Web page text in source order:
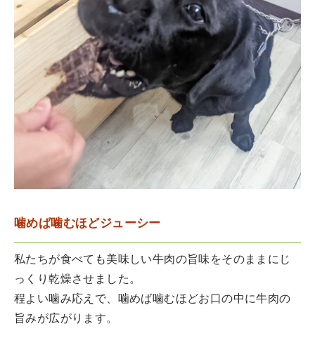
噛めば噛むほどジューシー
私たちが食べても美味しい牛肉の旨味をそのままにじ
っくり乾燥させました。
程よい噛み応えで、噛めば噛むほどお口の中に牛肉の
旨みが広がります。